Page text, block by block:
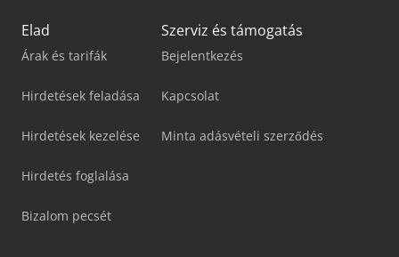
Elad
Árak és tarifák
Hirdetések feladása
Hirdetések kezelése
Hirdetés foglalása
Bizalom pecsét
Szerviz és támogatás
Bejelentkezés
Kapcsolat
Minta adásvételi szerződés